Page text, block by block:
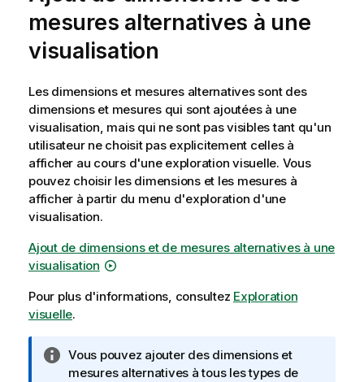
mesures alternatives à une
visualisation
Les dimensions et mesures alternatives sont des
dimensions et mesures qui sont ajoutées à une
visualisation, mais qui ne sont pas visibles tant qu'un
utilisateur ne choisit pas explicitement celles à
afficher au cours d'une exploration visuelle. Vous
pouvez choisir les dimensions et les mesures à
afficher à partir du menu d'exploration d'une
visualisation.
Ajout de dimensions et de mesures alternatives à une
visualisation
Pour plus d'informations, consultez Exploration
visuelle.
N
o
Vous pouvez ajouter des dimensions et
mesures alternatives à tous les types de